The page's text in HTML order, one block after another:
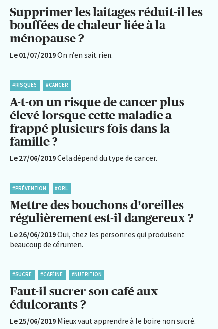
Supprimer les laitages réduit-il les
bouffées de chaleur liée à la
ménopause ?
Le 01/07/2019On n’en sait rien.
#RISQUES #CANCER
A-t-on un risque de cancer plus
élevé lorsque cette maladie a
frappé plusieurs fois dans la
famille ?
Le 27/06/2019Cela dépend du type de cancer.
#PRÉVENTION #ORL
Mettre des bouchons d’oreilles
régulièrement est-il dangereux ?
Le 26/06/2019Oui, chez les personnes qui produisent
beaucoup de cérumen.
#SUCRE #CAFÉINE #NUTRITION
Faut-il sucrer son café aux
édulcorants ?
Le 25/06/2019 Mieux vaut apprendre à le boire non sucré.